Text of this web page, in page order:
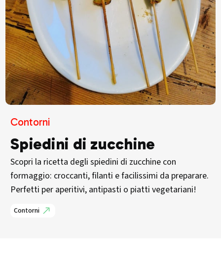
Contorni
Spiedini di zucchine
Scopri la ricetta degli spiedini di zucchine con
formaggio: croccanti, filanti e facilissimi da preparare.
Perfetti per aperitivi, antipasti o piatti vegetariani!
Contorni